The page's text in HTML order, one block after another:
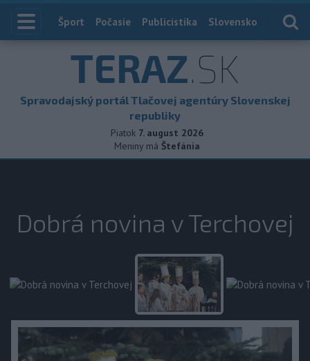
Index
Šport Počasie Publicistika Slovensko
TERAZ.SK
Spravodajský portál Tlačovej agentúry Slovenskej
republiky
Piatok 7. august 2026
Meniny má Štefánia
Dobrá novina v Terchovej